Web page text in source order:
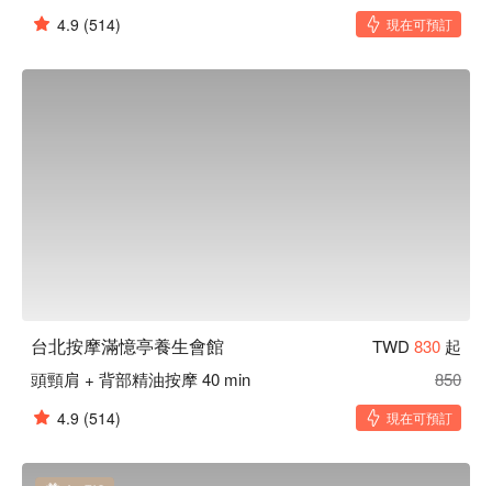
4.9 (514) 現在可預訂
台北按摩滿憶亭養生會館 TWD 830 起
頭頸肩 + 背部精油按摩 40 min
850
4.9 (514) 現在可預訂